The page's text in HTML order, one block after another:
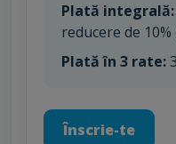
Plată integrală:
reducere de 10%
Plată în 3 rate:
Înscrie-te